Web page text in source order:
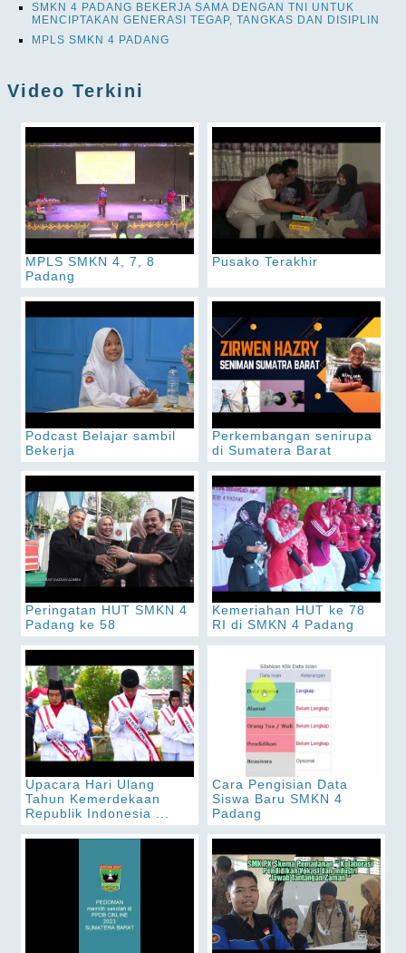
SMKN 4 PADANG BEKERJA SAMA DENGAN TNI UNTUK
MENCIPTAKAN GENERASI TEGAP, TANGKAS DAN DISIPLIN
MPLS SMKN 4 PADANG
Video Terkini
MPLS SMKN 4, 7, 8
Padang
Pusako Terakhir
Podcast Belajar sambil
Bekerja
Perkembangan senirupa
di Sumatera Barat
Peringatan HUT SMKN 4
Padang ke 58
Kemeriahan HUT ke 78
RI di SMKN 4 Padang
Upacara Hari Ulang
Tahun Kemerdekaan
Republik Indonesia ...
Cara Pengisian Data
Siswa Baru SMKN 4
Padang